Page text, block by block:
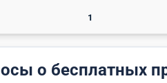
1
о бесплатных